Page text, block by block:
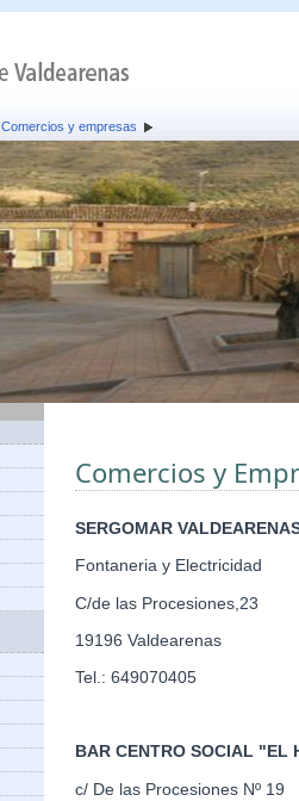
Comercios y empresas
Comercios y
SERGOMAR
Fontaneria y Electricidad
C/de las Procesiones,23
19196 Valdearenas
Tel.: 649070405
BAR CENTRO SOCIAL "EL
c/ De las Procesiones Nº 19